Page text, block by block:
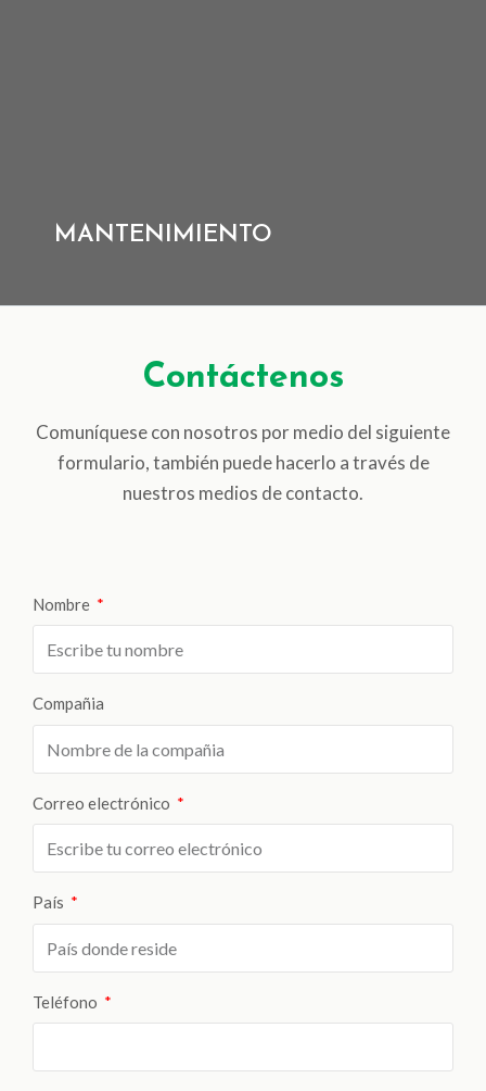
Más información
MANTENIMIENTO
MANTENIMIENTO
ingeniería, Nylon, Empaco, Teflón.
Más información
Contáctenos
Comuníquese con nosotros por medio del siguiente
formulario, también puede hacerlo a través de
nuestros medios de contacto.
Nombre
Compañia
Correo electrónico
País
Teléfono